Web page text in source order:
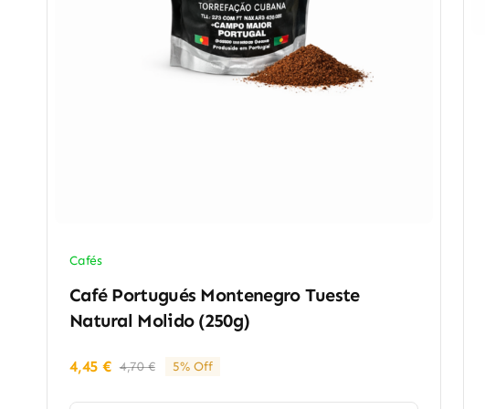
Cafés
Café Portugués Montenegro Tueste
Natural Molido (250g)
4,70€El
4,45€
El
5% Off